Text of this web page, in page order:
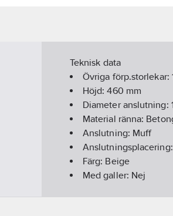
Teknisk data
Övriga förp.storlekar:
Höjd:460 mm
Diameter anslutning:
Material ränna:
Anslutning: Muff
Anslutningsplacering:
Färg: Beige
Med galler: Nej